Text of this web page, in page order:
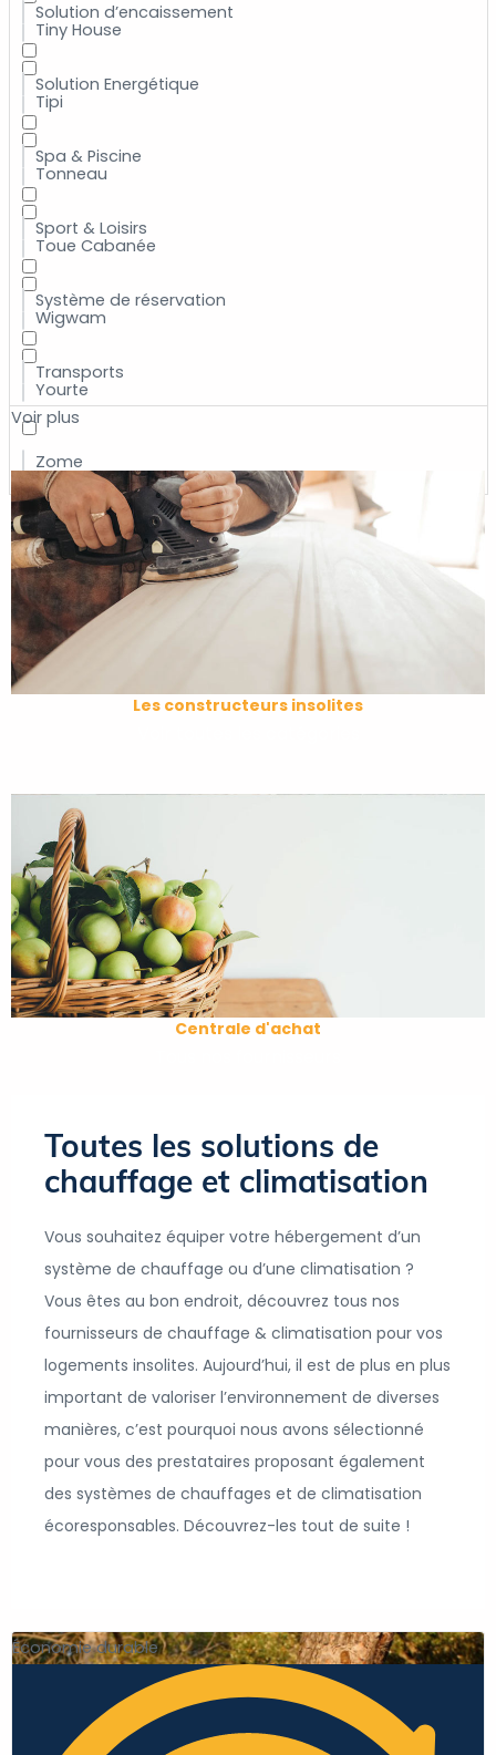
Tiny House
Tipi
Tonneau
Toue Cabanée
Wigwam
Yourte
Zome
Solution d’encaissement
Solution Energétique
Spa & Piscine
Sport & Loisirs
Système de réservation
Transports
Voir plus
Les constructeurs insolites
Centrale d'achat
Toutes les solutions de
chauffage et climatisation
Vous souhaitez équiper votre hébergement d’un
système de chauffage ou d’une climatisation ?
Vous êtes au bon endroit, découvrez tous nos
fournisseurs de chauffage & climatisation pour vos
logements insolites. Aujourd’hui, il est de plus en plus
important de valoriser l’environnement de diverses
manières, c’est pourquoi nous avons sélectionné
pour vous des prestataires proposant également
des systèmes de chauffages et de climatisation
écoresponsables. Découvrez-les tout de suite !
Économie durable